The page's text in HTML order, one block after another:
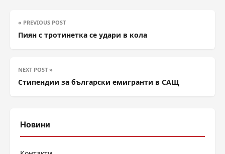
« PREVIOUS POST
Пиян с тротинетка се удари в кола
NEXT POST »
Стипендии за български емигранти в САЩ
Новини